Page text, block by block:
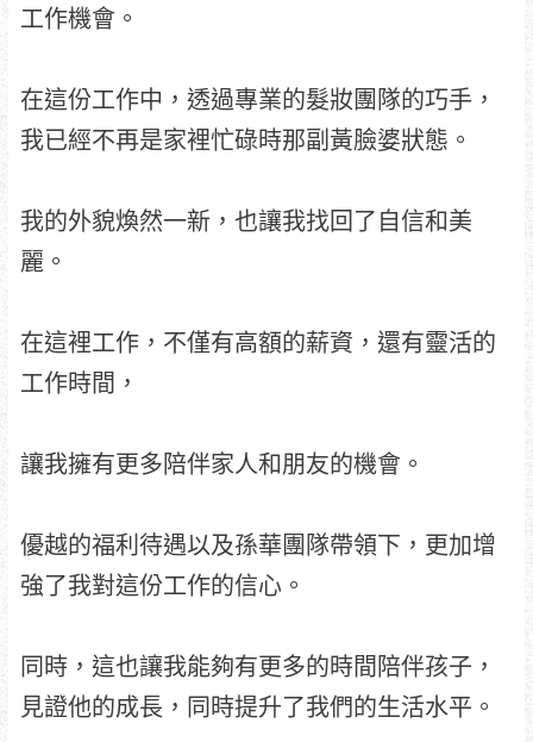
工作機會。
在這份工作中，透過專業的髮妝團隊的巧手，
我已經不再是家裡忙碌時那副黃臉婆狀態。
我的外貌煥然一新，也讓我找回了自信和美
麗。
在這裡工作，不僅有高額的薪資，還有靈活的
工作時間，
讓我擁有更多陪伴家人和朋友的機會。
優越的福利待遇以及孫華團隊帶領下，更加增
強了我對這份工作的信心。
同時，這也讓我能夠有更多的時間陪伴孩子，
見證他的成長，同時提升了我們的生活水平。